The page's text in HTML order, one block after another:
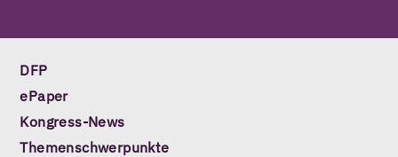
DFP
ePaper
Kongress-News
Themenschwerpunkte